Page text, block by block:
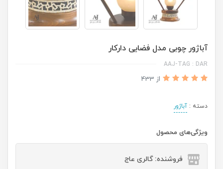
آباژور چوبی مدل فضایی دارکار
AAJ-TAG : DAR
از 433
دسته : آباژور
ویژگی‌های محصول
فروشنده: گالری عاج